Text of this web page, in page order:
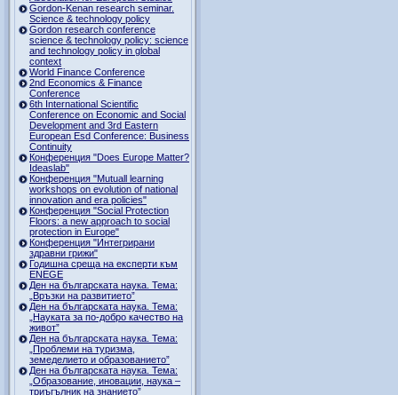
Gordon-Kenan research seminar.
Science & technology policy
Gordon research сonference
science & technology policy: science
and technology policy in global
context
World Finance Conference
2nd Economics & Finance
Conference
6th International Scientific
Conference оn Economic and Social
Development and 3rd Eastern
European Esd Conference: Business
Continuity
Конференция "Does Europe Matter?
Ideaslab"
Конференция "Mutuall learning
workshops on evolution of national
innovation and era policies"
Конференция "Social Protection
Floors: a new approach to social
protection in Europe"
Конференция "Интегрирани
здравни грижи"
Годишна среща на експерти към
ENEGE
Ден на българската наука. Тема:
„Връзки на развитието”
Ден на българската наука. Тема:
„Науката за по-добро качество на
живот”
Ден на българската наука. Тема:
„Проблеми на туризма,
земеделието и образованието”
Ден на българската наука. Тема:
„Образование, иновации, наука –
триъгълник на знанието”